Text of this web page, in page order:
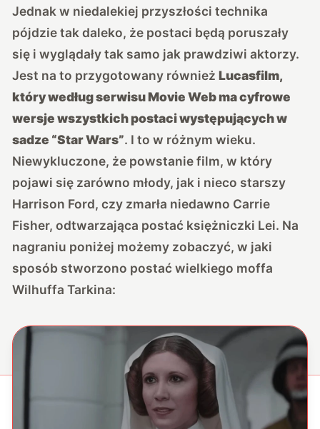
Jednak w niedalekiej przyszłości technika
pójdzie tak daleko, że postaci będą poruszały
się i wyglądały tak samo jak prawdziwi aktorzy.
Jest na to przygotowany równieżLucasfilm,
który według serwisu Movie Web ma cyfrowe
wersje wszystkich postaci występujących w
sadze “Star Wars”. I to w różnym wieku.
Niewykluczone, że powstanie film, w który
pojawi się zarówno młody, jak i nieco starszy
Harrison Ford, czy zmarła niedawno Carrie
Fisher, odtwarzająca postać księżniczki Lei. Na
nagraniu poniżej możemy zobaczyć, w jaki
sposób stworzono postać wielkiego moffa
Wilhuffa Tarkina: